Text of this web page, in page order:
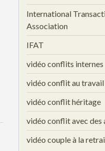
International
Association
IFAT
vidéo conflits internes
vidéo conflit au travail
vidéo conflit héritage
vidéo conflit avec des
vidéo couple à la